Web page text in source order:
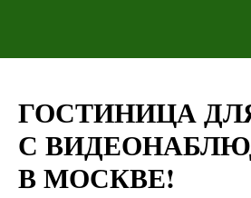
ГОСТИНИЦА
С
В МОСКВЕ!